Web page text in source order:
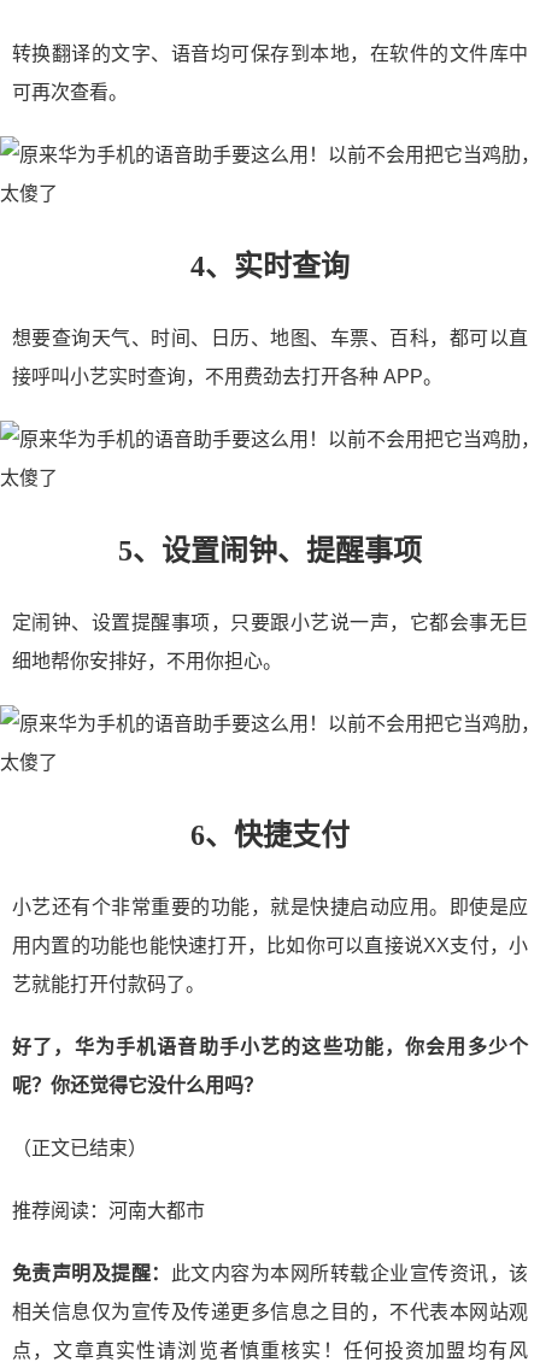
转换翻译的文字、语音均可保存到本地，在软件的文件库中
可再次查看。
4、实时查询
想要查询天气、时间、日历、地图、车票、百科，都可以直
接呼叫小艺实时查询，不用费劲去打开各种 APP。
5、设置闹钟、提醒事项
定闹钟、设置提醒事项，只要跟小艺说一声，它都会事无巨
细地帮你安排好，不用你担心。
6、快捷支付
小艺还有个非常重要的功能，就是快捷启动应用。即使是应
用内置的功能也能快速打开，比如你可以直接说XX支付，小
艺就能打开付款码了。
好了，华为手机语音助手小艺的这些功能，你会用多少个
呢？你还觉得它没什么用吗？
（正文已结束）
推荐阅读： 河南大都市
免责声明及提醒：
此文内容为本网所转载企业宣传资讯，该
相关信息仅为宣传及传递更多信息之目的，不代表本网站观
点，文章真实性请浏览者慎重核实！任何投资加盟均有风